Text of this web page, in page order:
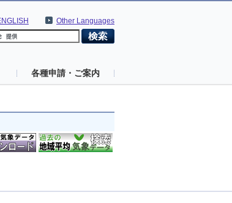
Other Languages
各種申請・ご案内